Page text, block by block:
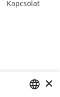
Kapcsolat
×